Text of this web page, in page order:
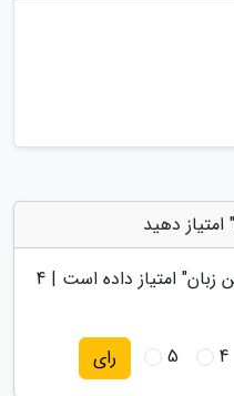
دهید
زبان" امتیاز داده است | 4
4
5 رای